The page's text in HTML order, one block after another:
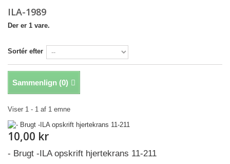
ILA-1989
Der er 1 vare.
Sortér efter
Sammenlign (0)
Viser 1 - 1 af 1 emne
10,00 kr
- Brugt -ILA opskrift hjertekrans 11-211